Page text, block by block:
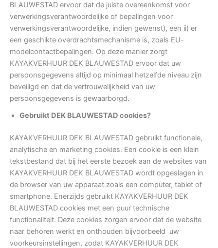
BLAUWESTAD ervoor dat de juiste overeenkomst voor
verwerkingsverantwoordelijke of bepalingen voor
verwerkingsverantwoordelijke, indien gewenst), een ii) er
een geschikte overdrachtsmechanisme is, zoals EU-
modelcontactbepalingen. Op deze manier zorgt
KAYAKVERHUUR DEK BLAUWESTAD ervoor dat uw
persoonsgegevens altijd op minimaal hetzelfde niveau zijn
beveiligd en dat de vertrouwelijkheid van uw
persoonsgegevens is gewaarborgd.
Gebruikt DEK BLAUWESTAD cookies?
KAYAKVERHUUR DEK BLAUWESTAD gebruikt functionele,
analytische en marketing cookies. Een cookie is een klein
tekstbestand dat bij het eerste bezoek aan de websites van
KAYAKVERHUUR DEK BLAUWESTAD wordt opgeslagen in
de browser van uw apparaat zoals een computer, tablet of
smartphone. Enerzijds gebruikt KAYAKVERHUUR DEK
BLAUWESTAD cookies met een puur technische
functionaliteit. Deze cookies zorgen ervoor dat de website
naar behoren werkt en onthouden bijvoorbeeld uw
voorkeursinstellingen, zodat KAYAKVERHUUR DEK